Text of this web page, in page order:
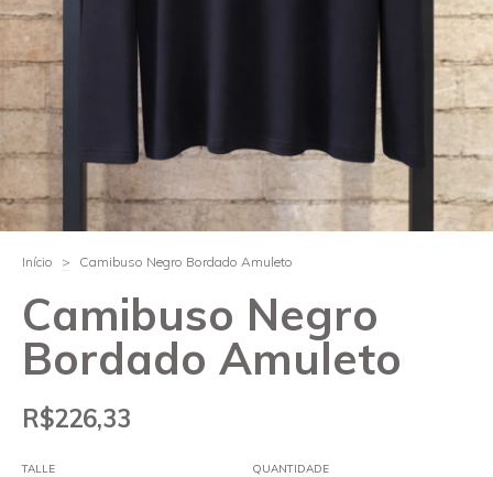
Início > Camibuso Negro Bordado Amuleto
Camibuso Negro
Bordado Amuleto
R$226,33
TALLE QUANTIDADE